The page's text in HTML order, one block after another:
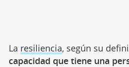
La resiliencia, según su
capacidad que tiene una